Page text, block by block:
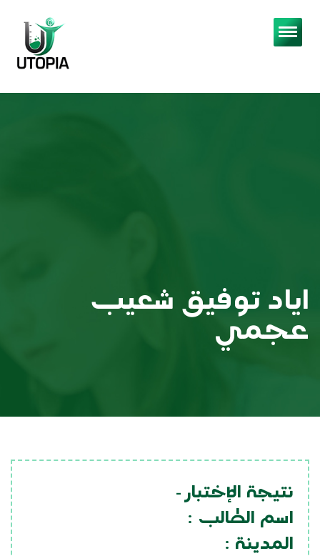
اياد توفيق شعيب
عجمي
نتيجة الإختبار -
اسم الطالب :
المدينة :